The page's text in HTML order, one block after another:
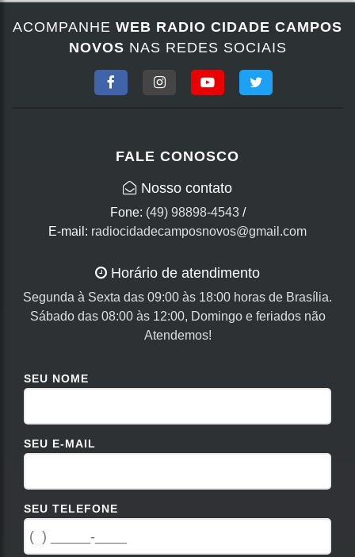
ACOMPANHE WEB RADIO CIDADE CAMPOS
NOVOS NAS REDES SOCIAIS
FALE CONOSCO
Nosso contato
Fone: (49) 98898-4543/
E-mail: radiocidadecamposnovos@gmail.com
Horário de atendimento
Segunda à Sexta das 09:00 às 18:00 horas de Brasília.
Sábado das 08:00 às 12:00, Domingo e feriados não
Atendemos!
SEU NOME
SEU E-MAIL
SEU TELEFONE